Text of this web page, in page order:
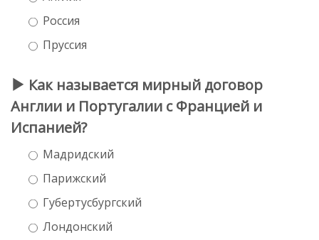
Россия
Пруссия
Как называется мирный договор
Англии и Португалии с Францией и
Испанией?
Мадридский
Парижский
Губертусбургский
Лондонский